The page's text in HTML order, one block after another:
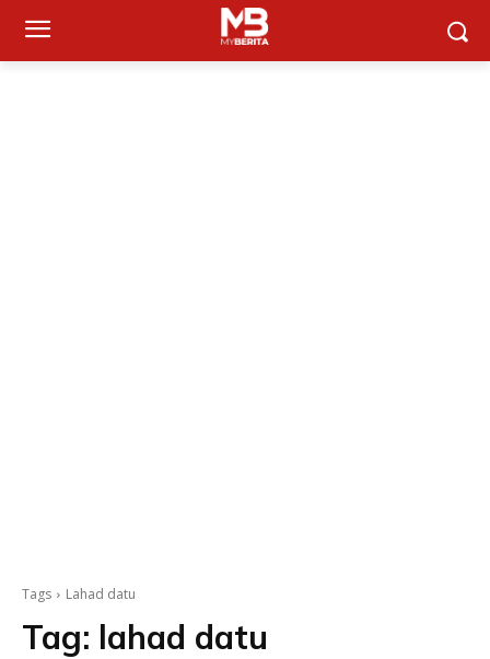
Tags Lahad datu
Tag: lahad datu